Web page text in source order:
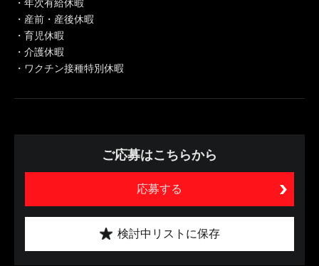
・年次有給休暇
・産前・産後休暇
・育児休暇
・介護休暇
・ワクチン接種特別休暇
ご応募はこちらから
応募する
検討中リストに保存